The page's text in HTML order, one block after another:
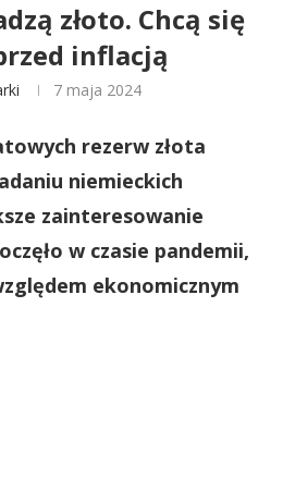
złoto. Chcą się
inflacją
7 maja 2024
rezerw złota
niemieckich
zainteresowanie
w czasie pandemii,
ekonomicznym